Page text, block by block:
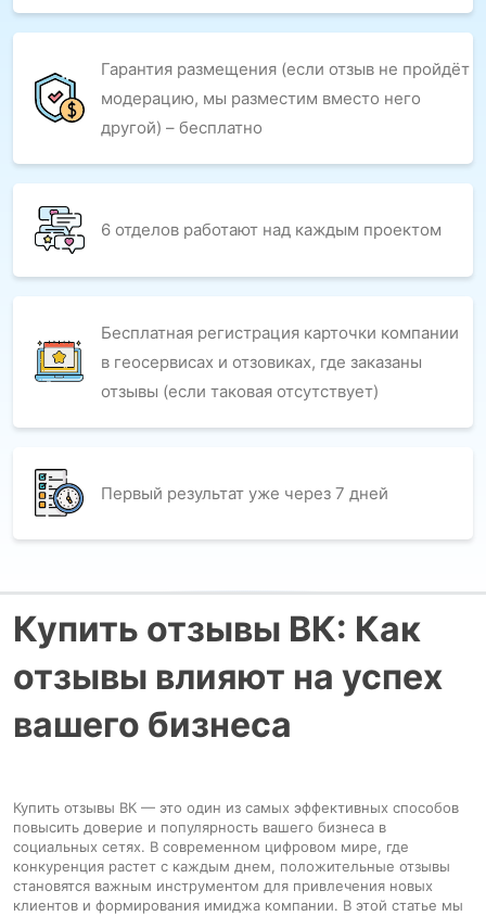
Гарантия размещения (если отзыв не пройдёт
модерацию, мы разместим вместо него
другой) – бесплатно
6 отделов работают над каждым проектом
Бесплатная регистрация карточки компании
в геосервисах и отзовиках, где заказаны
отзывы (если таковая отсутствует)
Первый результат уже через 7 дней
Купить отзывы ВК: Как
отзывы влияют на успех
вашего бизнеса
Купить отзывы ВК — это один из самых эффективных способов
повысить доверие и популярность вашего бизнеса в
социальных сетях. В современном цифровом мире, где
конкуренция растет с каждым днем, положительные отзывы
становятся важным инструментом для привлечения новых
клиентов и формирования имиджа компании. В этой статье мы